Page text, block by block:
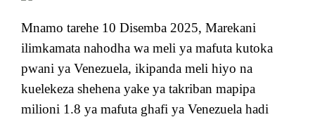
Mnamo tarehe 10 Disemba 2025, Marekani
ilimkamata nahodha wa meli ya mafuta kutoka
pwani ya Venezuela, ikipanda meli hiyo na
kuelekeza shehena yake ya takriban mapipa
milioni 1.8 ya mafuta ghafi ya Venezuela hadi